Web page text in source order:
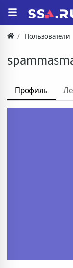
Пользователи
Профиль